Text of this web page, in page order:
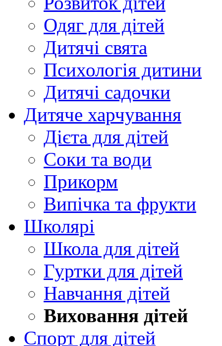
Одяг для дітей
Дитячі свята
Психологія дитини
Дитячі садочки
Дитяче харчування
Дієта для дітей
Соки та води
Прикорм
Випічка та фрукти
Школярі
Школа для дітей
Гуртки для дітей
Навчання дітей
Виховання дітей
Спорт для дітей